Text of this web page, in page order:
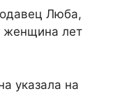
Люба,
женщина лет
указала на